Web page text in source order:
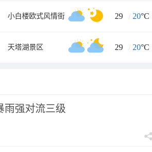
小白楼欧式风情街 29 / 20°C
天塔湖景区 29 / 20°C
雨强对流三级